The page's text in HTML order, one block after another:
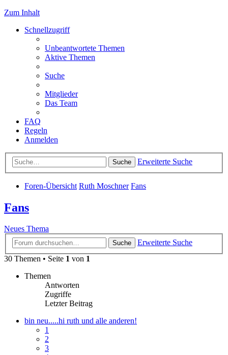
Zum Inhalt
Schnellzugriff
Unbeantwortete Themen
Aktive Themen
Suche
Mitglieder
Das Team
FAQ
Regeln
Anmelden
Suche Erweiterte Suche
Foren-Übersicht Ruth Moschner Fans
Fans
Neues Thema
Suche
Erweiterte Suche
30 Themen • Seite 1 von 1
Themen
Antworten
Zugriffe
Letzter Beitrag
bin neu.....hi ruth und alle anderen!
1
2
3